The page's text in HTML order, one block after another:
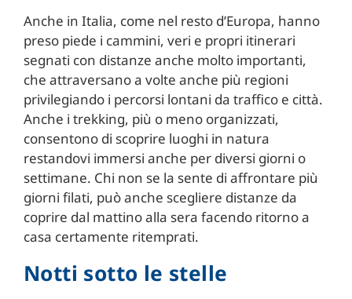
Anche in Italia, come nel resto d’Europa, hanno
preso piede i cammini, veri e propri itinerari
segnati con distanze anche molto importanti,
che attraversano a volte anche più regioni
privilegiando i percorsi lontani da traffico e città.
Anche i trekking, più o meno organizzati,
consentono di scoprire luoghi in natura
restandovi immersi anche per diversi giorni o
settimane. Chi non se la sente di affrontare più
giorni filati, può anche scegliere distanze da
coprire dal mattino alla sera facendo ritorno a
casa certamente ritemprati.
Notti sotto le stelle